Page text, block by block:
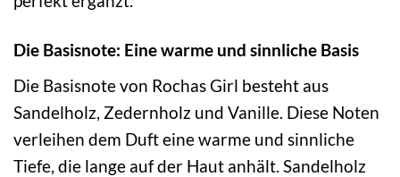
Die Basisnote: Eine warme und sinnliche Basis
Die Basisnote von Rochas Girl besteht aus
Sandelholz, Zedernholz und Vanille. Diese Noten
verleihen dem Duft eine warme und sinnliche
Tiefe, die lange auf der Haut anhält. Sandelholz